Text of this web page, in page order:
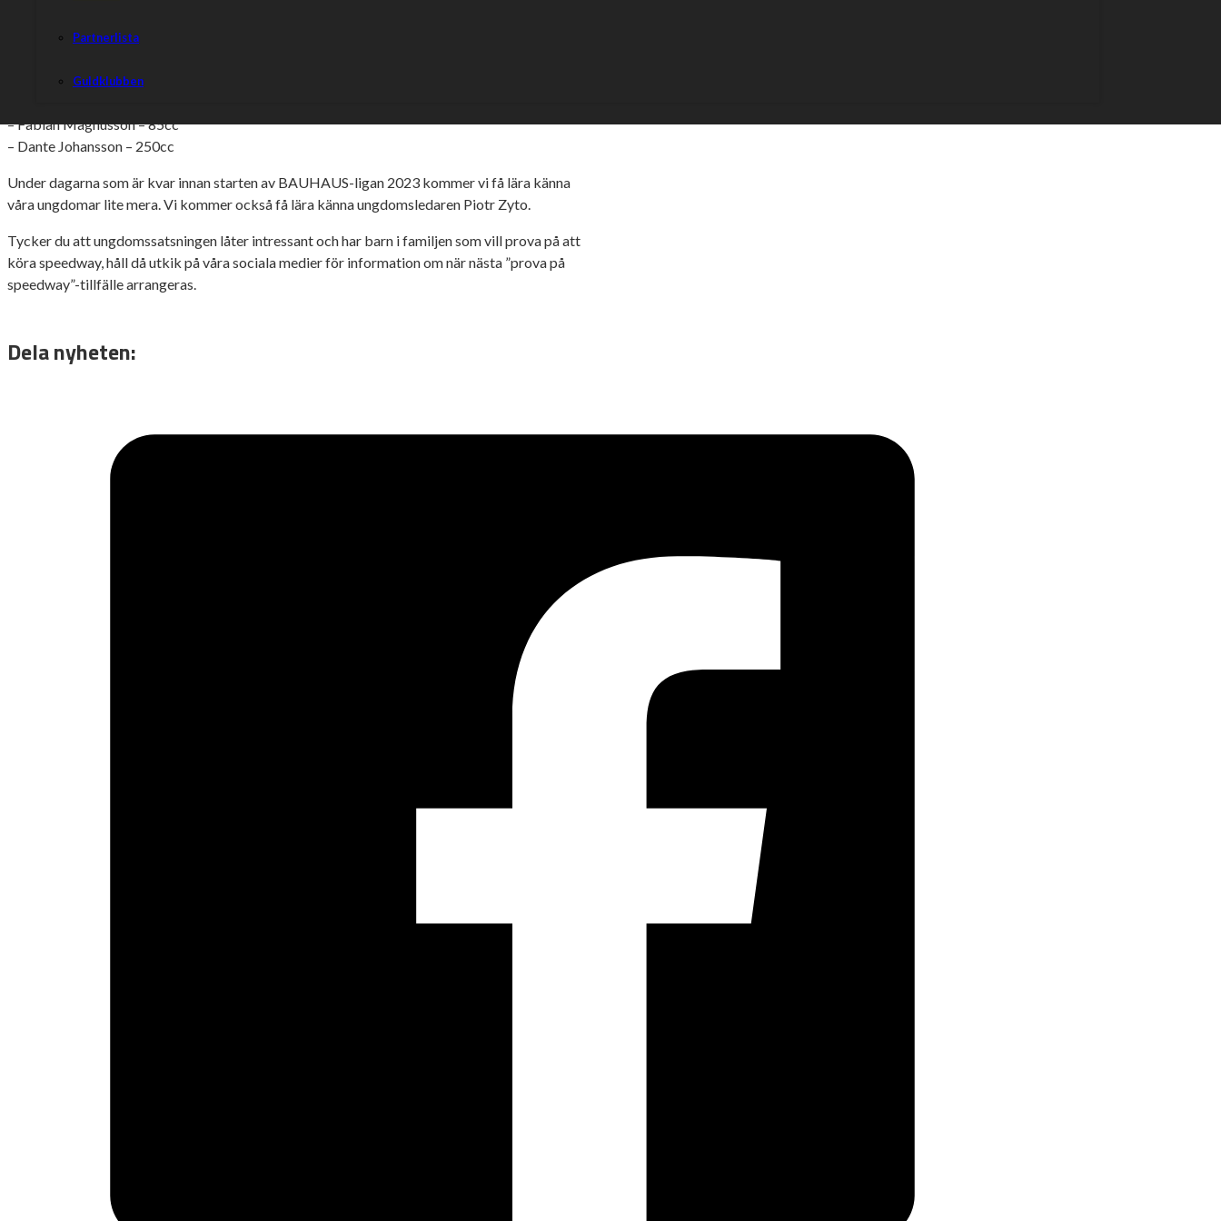
Partnerlista
Guldklubben
Rospiggarnas ungdomsförare är:
– Tyr Söderblom – 85cc
– Fabian Magnusson – 85cc
– Dante Johansson – 250cc
Under dagarna som är kvar innan starten av BAUHAUS-ligan 2023 kommer vi få lära känna
våra ungdomar lite mera. Vi kommer också få lära känna ungdomsledaren Piotr Zyto.
Tycker du att ungdomssatsningen låter intressant och har barn i familjen som vill prova på att
köra speedway, håll då utkik på våra sociala medier för information om när nästa ”prova på
speedway”-tillfälle arrangeras.
Dela nyheten: